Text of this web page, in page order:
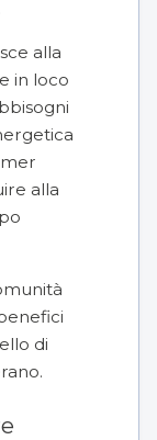
alla
in loco
alla
di